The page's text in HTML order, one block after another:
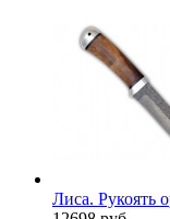
Лиса. Рукоять